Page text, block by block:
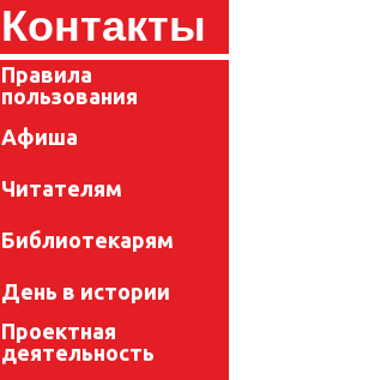
Контакты
Правила
пользования
Афиша
Читателям
Библиотекарям
День в истории
Проектная
деятельность